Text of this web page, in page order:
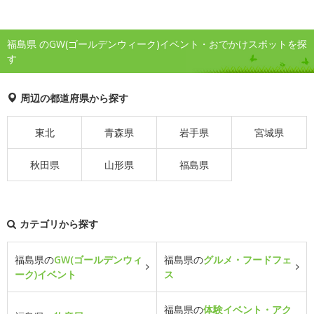
福島県 のGW(ゴールデンウィーク)イベント・おでかけスポットを探
す
周辺の都道府県から探す
東北 青森県 岩手県 宮城県
秋田県 山形県 福島県
カテゴリから探す
福島県のGW(ゴールデンウィ
ーク)イベント
福島県のグルメ・フードフェ
ス
福島県の体験イベント・アク